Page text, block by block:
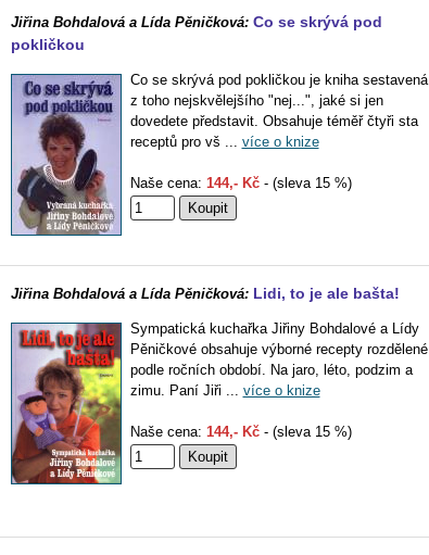
Jiřina Bohdalová a Lída Pěničková: Co se skrývá pod
pokličkou
Co se skrývá pod pokličkou je kniha sestavená
z toho nejskvělejšího "nej...", jaké si jen
dovedete představit. Obsahuje téměř čtyři sta
receptů pro vš ... více o knize
Naše cena: 144,- Kč- (sleva 15 %)
Jiřina Bohdalová a Lída Pěničková: Lidi, to je ale bašta!
Sympatická kuchařka Jiřiny Bohdalové a Lídy
Pěničkové obsahuje výborné recepty rozdělené
podle ročních období. Na jaro, léto, podzim a
zimu. Paní Jiři ... více o knize
Naše cena: 144,- Kč- (sleva 15 %)